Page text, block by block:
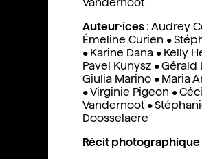
Auteur·ices : Audrey
Émeline Curien •
• Karine Dana • Kelly
Pavel Kunysz •Gérald
Giulia Marino • Maria
•Virginie Pigeon •
Vandernoot •
Doosselaere
Récit photographique